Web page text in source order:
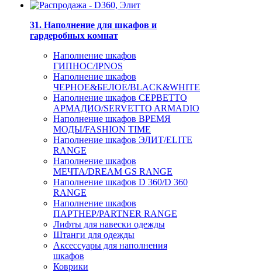
31. Наполнение для шкафов и
гардеробных комнат
Наполнение шкафов
ГИПНОС/IPNOS
Наполнение шкафов
ЧЕРНОЕ&БЕЛОЕ/BLACK&WHITE
Наполнение шкафов СЕРВЕТТО
АРМАДИО/SERVETTO ARMADIO
Наполнение шкафов ВРЕМЯ
МОДЫ/FASHION TIME
Наполнение шкафов ЭЛИТ/ELITE
RANGE
Наполнение шкафов
МЕЧТА/DREAM GS RANGE
Наполнение шкафов D 360/D 360
RANGE
Наполнение шкафов
ПАРТНЕР/PARTNER RANGE
Лифты для навески одежды
Штанги для одежды
Аксессуары для наполнения
шкафов
Коврики